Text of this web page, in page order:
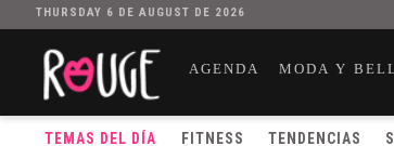
THURSDAY 6 DE AUGUST DE 2026
AGENDA MODA Y
TEMAS DEL DÍA FITNESS TENDENCIAS